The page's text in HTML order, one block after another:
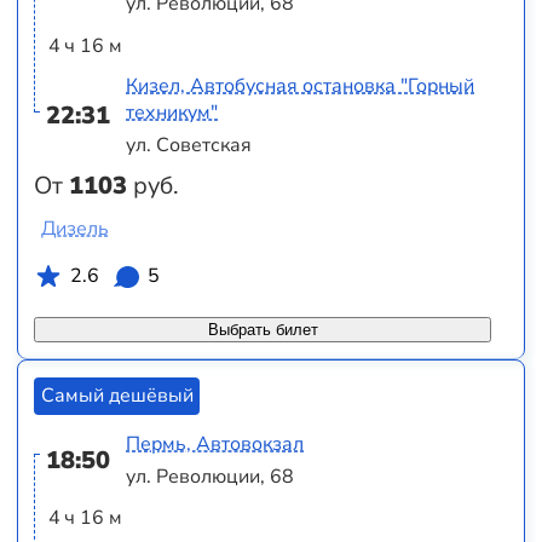
4 ч 16 м
22:31
От 1103 руб.
Кизел, Автобусная остановка "Горный
техникум"
ул. Советская
Выбрать билет
Дизель
2.6
5
Самый дешёвый
18:50
4 ч 16 м
Пермь, Автовокзал
ул. Революции, 68